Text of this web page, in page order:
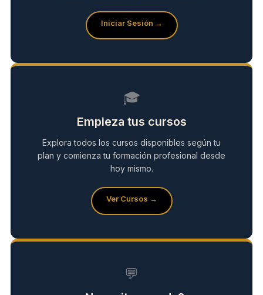
Iniciar Sesión →
🎓
Empieza tus cursos
Explora todos los cursos disponibles según tu
plan y comienza tu formación profesional desde
hoy mismo.
Ver Cursos →
💬